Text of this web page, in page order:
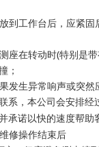
到工作台后，应紧
座在转动时(特别是
；
发生异常响声或突
系，本公司会安排经
承诺以快的速度帮助
修操作结束后